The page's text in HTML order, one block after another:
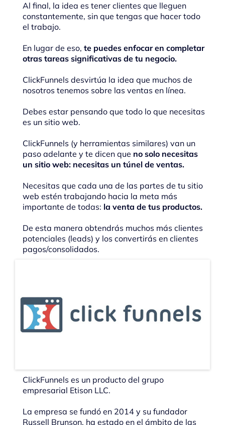
Al final, la idea es tener clientes que lleguen
constantemente, sin que tengas que hacer todo
el trabajo.
En lugar de eso, te puedes enfocar en completar
otras tareas significativas de tu negocio.
ClickFunnels desvirtúa la idea que muchos de
nosotros tenemos sobre las ventas en línea.
Debes estar pensando que todo lo que necesitas
es un sitio web.
ClickFunnels (y herramientas similares) van un
paso adelante y te dicen que no solo necesitas
un sitio web: necesitas un túnel de ventas.
Necesitas que cada una de las partes de tu sitio
web estén trabajando hacia la meta más
importante de todas: la venta de tus productos.
De esta manera obtendrás muchos más clientes
potenciales (leads) y los convertirás en clientes
pagos/consolidados.
ClickFunnels es un producto del grupo
empresarial Etison LLC.
La empresa se fundó en 2014 y su fundador
Russell Brunson, ha estado en el ámbito de las